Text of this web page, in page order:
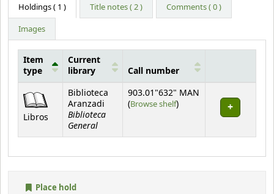
Holdings( 1 ) Title notes ( 2 )
Comments ( 0 )
Images
Item
type
Current
library
Call number
Libros
Biblioteca
Aranzadi
Biblioteca
General
903.01"632" MAN
(Browse shelf(Opens below)
)
Place hold